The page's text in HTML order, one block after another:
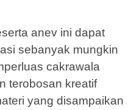
anev ini dapat
sebanyak mungkin
cakrawala
terobosan kreatif
yang disampaikan